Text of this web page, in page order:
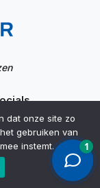
dat onze site zo
gebruiken van
instemt.